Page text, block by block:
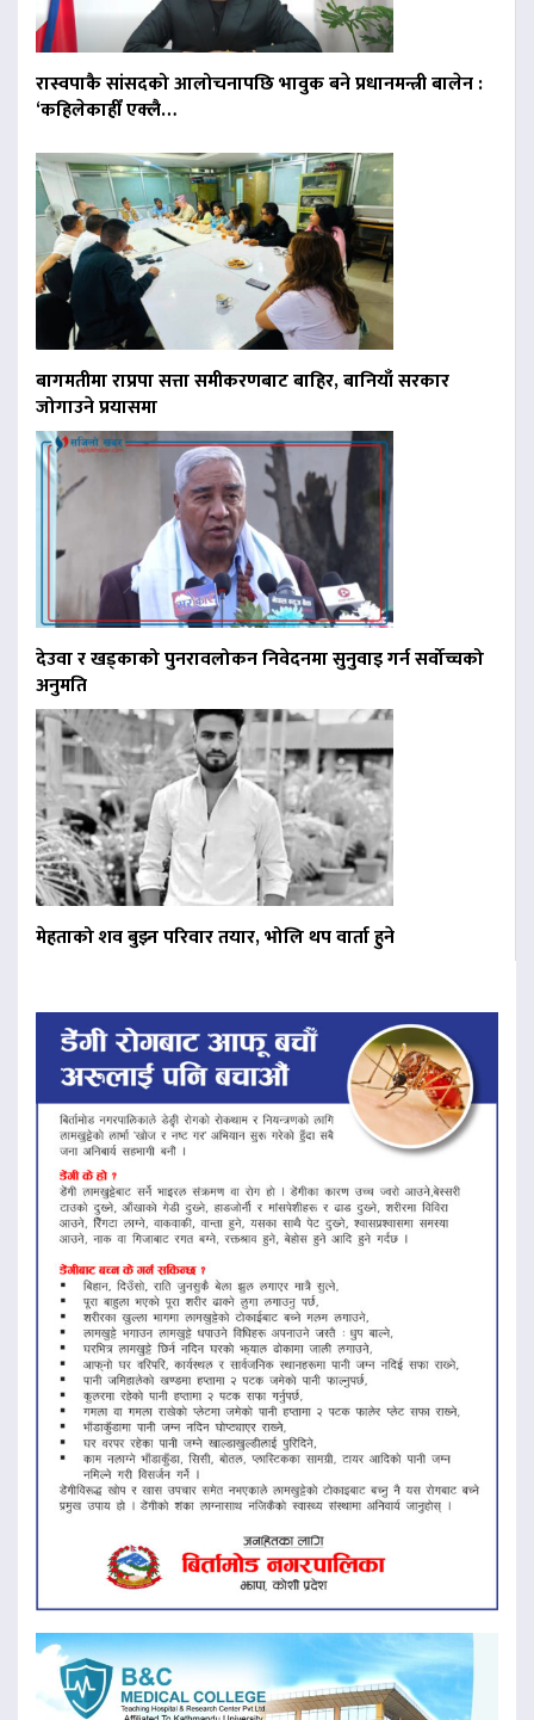
रास्वपाकै सांसदको आलोचनापछि भावुक बने प्रधानमन्त्री बालेन :
‘कहिलेकाहीँ एक्लै…
बागमतीमा राप्रपा सत्ता समीकरणबाट बाहिर, बानियाँ सरकार
जोगाउने प्रयासमा
देउवा र खड्काको पुनरावलोकन निवेदनमा सुनुवाइ गर्न सर्वोच्चको
अनुमति
मेहताको शव बुझ्न परिवार तयार, भोलि थप वार्ता हुने